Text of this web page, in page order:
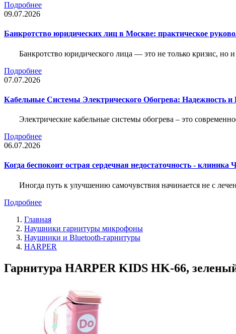
Подробнее
09.07.2026
Банкротство юридических лиц в Москве: практическое
Банкротство юридического лица — это не только кризис, но
Подробнее
07.07.2026
Кабельные Системы Электрического Обогрева: Надежность
Электрические кабельные системы обогрева – это
Подробнее
06.07.2026
Когда беспокоит острая сердечная недостаточность - клиника
Иногда путь к улучшению самочувствия начинается не с
Подробнее
Главная
Наушники гарнитуры микрофоны
Наушники и Bluetooth-гарнитуры
HARPER
Гарнитура HARPER KIDS HK-66,